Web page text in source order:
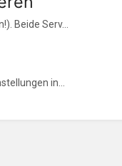
Beide Serv...
in...